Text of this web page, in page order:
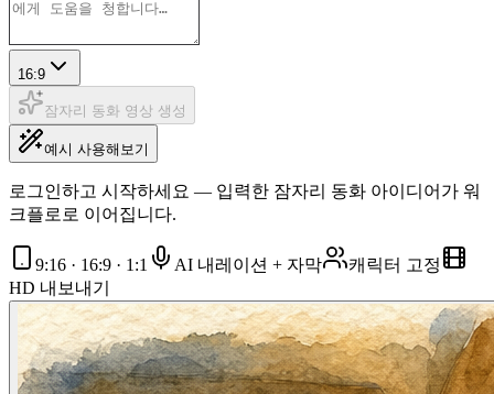
16:9
잠자리 동화 영상 생성
예시 사용해보기
로그인하고 시작하세요 — 입력한 잠자리 동화 아이디어가 워
크플로로 이어집니다.
9:16 · 16:9 · 1:1 AI 내레이션 + 자막
캐릭터 고정
HD 내보내기